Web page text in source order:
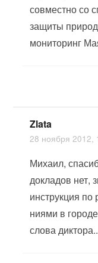
совместно со
защиты
мониторинг
Zlata
28 ноября 2012,
Михаил,
докладов нет,
инструкция
ниями в
слова